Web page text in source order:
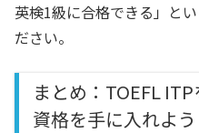
英検1級に合格できる」と
ださい。
まとめ：TOEFL
資格を手に入れよう